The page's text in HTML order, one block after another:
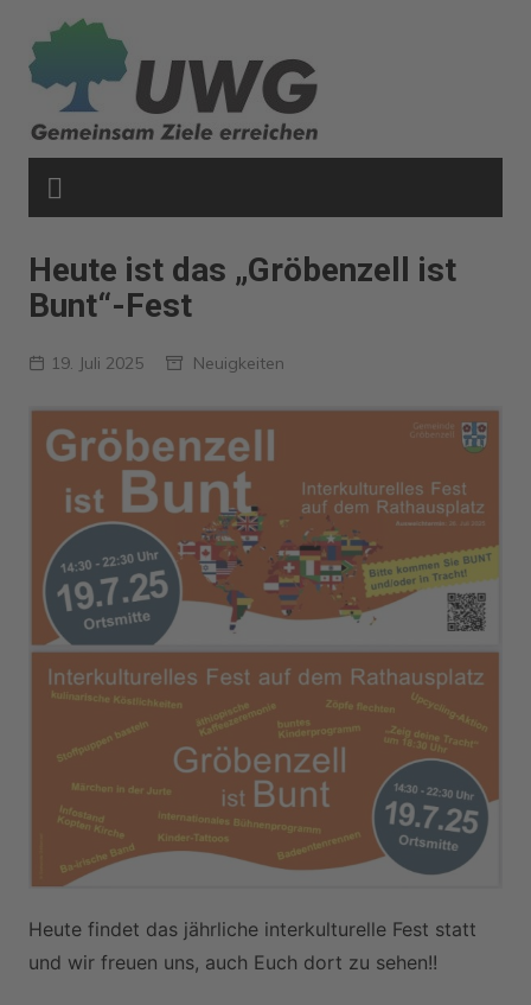
Inhalt
springen
Heute ist das „Gröbenzell ist
Bunt“-Fest
19. Juli 2025 Neuigkeiten
Heute findet das jährliche interkulturelle Fest statt
und wir freuen uns, auch Euch dort zu sehen!!